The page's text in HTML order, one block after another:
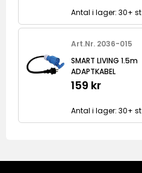
Antal i lager: 30+ st
Art.Nr. 2036-015
SMART LIVING 1.5m
ADAPTKABEL
159 kr
Antal i lager: 30+ st